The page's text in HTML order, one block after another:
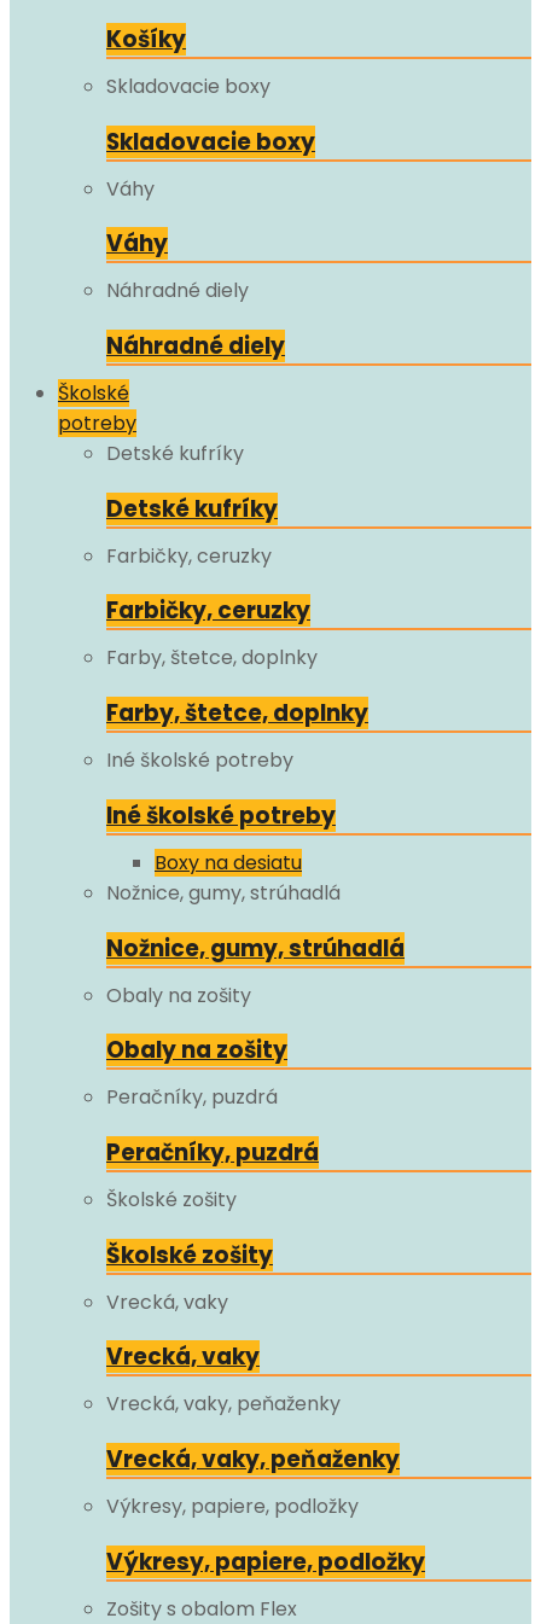
Košíky
Skladovacie boxy
Skladovacie boxy
Váhy
Váhy
Náhradné diely
Náhradné diely
Školské
potreby
Detské kufríky
Detské kufríky
Farbičky, ceruzky
Farbičky, ceruzky
Farby, štetce, doplnky
Farby, štetce, doplnky
Iné školské potreby
Iné školské potreby
Boxy na desiatu
Nožnice, gumy, strúhadlá
Nožnice, gumy, strúhadlá
Obaly na zošity
Obaly na zošity
Peračníky, puzdrá
Peračníky, puzdrá
Školské zošity
Školské zošity
Vrecká, vaky
Vrecká, vaky
Vrecká, vaky, peňaženky
Vrecká, vaky, peňaženky
Výkresy, papiere, podložky
Výkresy, papiere, podložky
Zošity s obalom Flex